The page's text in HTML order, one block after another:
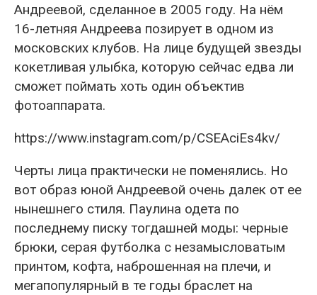
Андреевой, сделанное в 2005 году. На нём
16-летняя Андреева позирует в одном из
московских клубов. На лице будущей звезды
кокетливая улыбка, которую сейчас едва ли
сможет поймать хоть один объектив
фотоаппарата.
https://www.instagram.com/p/CSEAciEs4kv/
Черты лица практически не поменялись. Но
вот образ юной Андреевой очень далек от ее
нынешнего стиля. Паулина одета по
последнему писку тогдашней моды: черные
брюки, серая футболка с незамысловатым
принтом, кофта, наброшенная на плечи, и
мегапопулярный в те годы браслет на